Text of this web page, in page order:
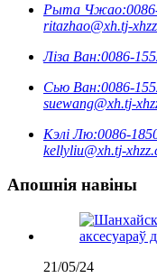
Рыта Чжао:
ritazhao@xh.tj-
Ліза Ван:0086-
Сью Ван:0086-
suewang@xh.tj-
Кэлі Лю:0086-
kellyliu@xh.tj-
Апошнія навіны
21/05/24